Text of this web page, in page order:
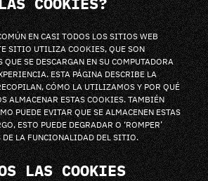
EN CASI TODOS LOS SITIOS WEB
SITIO UTILIZA COOKIES, QUE SON
QUE SE DESCARGAN EN SU COMPUTADORA
ESTA PÁGINA DESCRIBE LA
CÓMO LA UTILIZAMOS Y POR QUÉ
ALMACENAR ESTAS COOKIES. TAMBIÉN
PUEDE EVITAR QUE SE ALMACENEN ESTAS
ESTO PUEDE DEGRADAR O ‘ROMPER’
DE LA FUNCIONALIDAD DEL SITIO.
LAS COOKIES